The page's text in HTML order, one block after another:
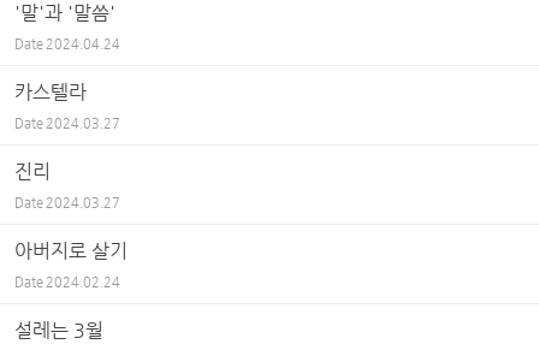
'말'과 '말씀'
Date 2024.04.24
카스텔라
Date 2024.03.27
진리
Date 2024.03.27
아버지로 살기
Date 2024.02.24
설레는 3월